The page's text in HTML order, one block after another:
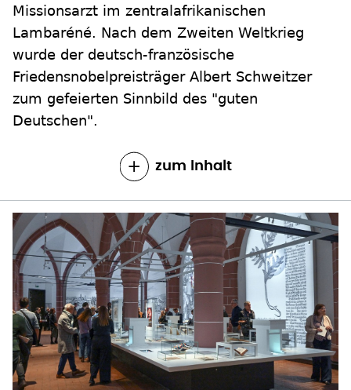
Missionsarzt im zentralafrikanischen
Lambaréné. Nach dem Zweiten Weltkrieg
wurde der deutsch-französische
Friedensnobelpreisträger Albert Schweitzer
zum gefeierten Sinnbild des "guten
Deutschen".
zum Inhalt